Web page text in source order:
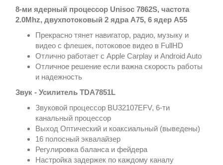
8-ми ядерный процессор Unisoc 7862S, частота
2.0Mhz, двухпотоковый 2 ядра А75, 6 ядер А55
Прекрасно тянет навигатор, радио, музыку и
видео с флешек, потоковое видео в FullHD
Отлично работает с Apple Carplay и Android Auto
Отличное решение если важна скорость работы
и надежность
Звук - Усилитель TDA7851L
Звуковой процессор BU32107EFV, 6-ти
канальный процессор
Выход Оптический и коаксиальный (выведены)
16 полосный эквалайзер
Регулировка баланса и фейдера
Настройка задержек по каждому каналу